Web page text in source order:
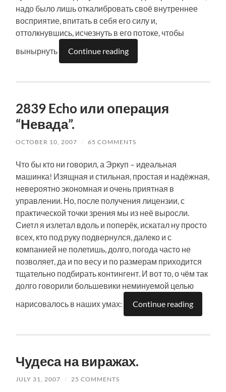
надо было лишь откалибровать своё внутреннее
восприятие, впитать в себя его силу и,
оттолкнувшись, исчезнуть в его потоке, чтобы
вынырнуть
Continue reading
2839 Echo или операция
“Невада”.
OCTOBER 10, 2007 / 65 COMMENTS
Что бы кто ни говорил, а Эркуп – идеальная
машинка! Изящная и стильная, простая и надёжная,
невероятно экономная и очень приятная в
управлении. Но, после получения лицензии, с
практической точки зрения мы из неё выросли.
Сиетл я излетал вдоль и поперёк, искатал ну просто
всех, кто под руку подвернулся, далеко и с
компанией не полетишь, долго, погода часто не
позволяет, да и по весу и по размерам приходится
тщательно подбирать контингент. И вот то, о чём так
долго говорили большевики неминуемой целью
нарисовалось в наших умах:
Continue reading
Чудеса на виражах.
JULY 31, 2007 / 25 COMMENTS